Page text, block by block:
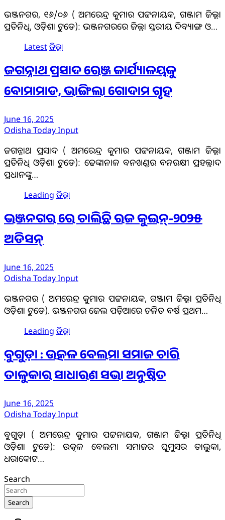
ଭଞ୍ଜନଗର, ୧୬/୦୬ ( ଅମରେନ୍ଦ୍ର କୁମାର ପଟ୍ଟନାୟକ, ଗଞ୍ଜାମ ଜିଲ୍ଲା
ପ୍ରତିନିଧି, ଓଡ଼ିଶା ଟୁଡେ): ଭଞ୍ଜନଗରରେ ଜିଲ୍ଲା ସ୍ତରୀୟ ଦିବ୍ୟାଙ୍ଗ ଓ…
Latestଜିଲ୍ଲା
ଜଗନ୍ନାଥ ପ୍ରସାଦ ରେଞ୍ଜ କାର୍ଯ୍ୟାଳୟକୁ
ବୋମାମାଡ, ଭାଙ୍ଗିଲା ଗୋଦାମ ଗୃହ
June 16, 2025
Odisha Today Input
ଜଗନ୍ନାଥ ପ୍ରସାଦ ( ଅମରେନ୍ଦ୍ର କୁମାର ପଟ୍ଟନାୟକ, ଗଞ୍ଜାମ ଜିଲ୍ଲା
ପ୍ରତିନିଧି ଓଡ଼ିଶା ଟୁଡେ): ଢେଙ୍କାନାଳ ବନଖଣ୍ଡର ବନରକ୍ଷୀ ପ୍ରହଲ୍ଲାଦ
ପ୍ରଧାନଙ୍କୁ…
Leading ଜିଲ୍ଲା
ଭଞ୍ଜନଗର ରେ ଚାଲିଛି ରଜ କୁଇନ୍-୨୦୨୫
ଅଡିସନ୍
June 16, 2025
Odisha Today Input
ଭଞ୍ଜନଗର ( ଅମରେନ୍ଦ୍ର କୁମାର ପଟ୍ଟନାୟକ, ଗଞ୍ଜାମ ଜିଲ୍ଲା ପ୍ରତିନିଧି
ଓଡ଼ିଶା ଟୁଡେ). ଭଞ୍ଜନଗର ଜେଲ ପଡ଼ିଆରେ ଚଳିତ ବର୍ଷ ପ୍ରଥମ…
Leading ଜିଲ୍ଲା
ବୁଗୁଡ଼ା : ଉତ୍କଳ ବେଲମା ସମାଜ ଚାରି
ତାଳୁକାର ସାଧାରଣ ସଭା ଅନୁଷ୍ଠିତ
June 16, 2025
Odisha Today Input
ବୁଗୁଡ଼ା ( ଅମରେନ୍ଦ୍ର କୁମାର ପଟ୍ଟନାୟକ, ଗଞ୍ଜାମ ଜିଲ୍ଲା ପ୍ରତିନିଧି
ଓଡ଼ିଶା ଟୁଡେ): ଉତ୍କଳ ବେଲମା ସମାଜର ଘୁମୁସର ତାଲୁକା,
ଧରାକୋଟ…
Search
Search